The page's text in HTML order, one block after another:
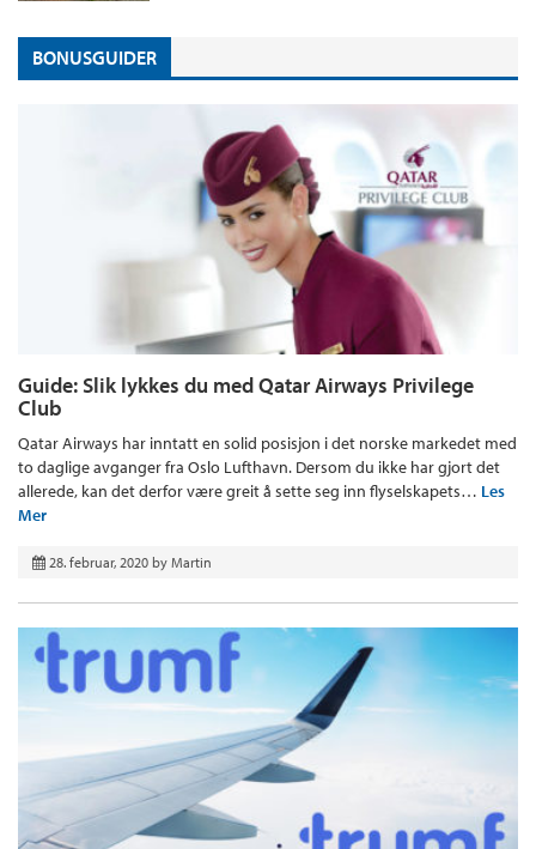
BONUSGUIDER
Guide: Slik lykkes du med Qatar Airways Privilege
Club
Qatar Airways har inntatt en solid posisjon i det norske markedet med
to daglige avganger fra Oslo Lufthavn. Dersom du ikke har gjort det
allerede, kan det derfor være greit å sette seg inn flyselskapets… Les
Mer
28. februar, 2020 by Martin